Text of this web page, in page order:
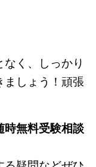
く、しっかり
ましょう！頑張
時無料受験相談